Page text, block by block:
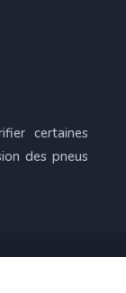
certaines
des pneus